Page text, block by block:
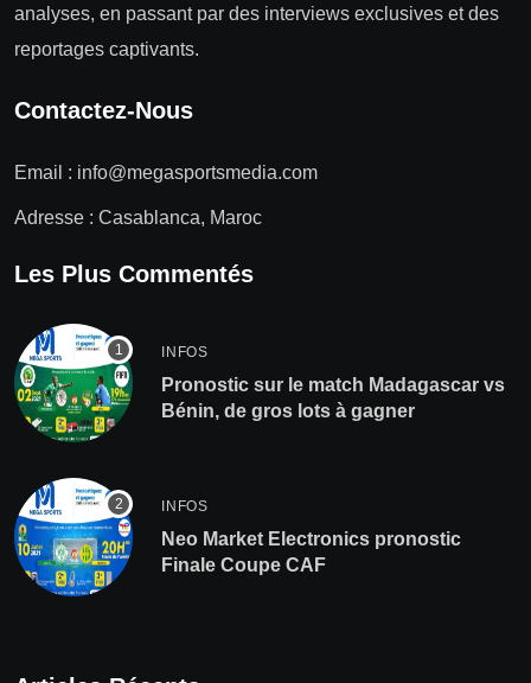
analyses, en passant par des interviews exclusives et des
reportages captivants.
Contactez-Nous
Email : info@megasportsmedia.com
Adresse : Casablanca, Maroc
Les Plus Commentés
INFOS
Pronostic sur le match Madagascar vs
Bénin, de gros lots à gagner
INFOS
Neo Market Electronics pronostic
Finale Coupe CAF